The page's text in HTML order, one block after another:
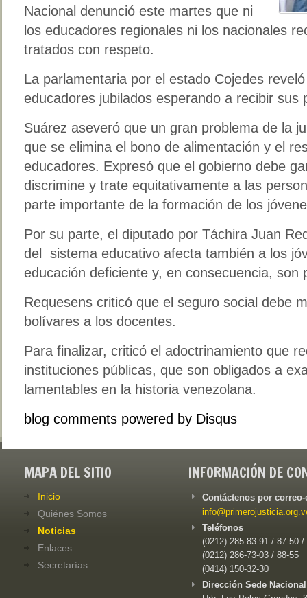
Nacional denunció este martes que ni
los educadores regionales ni los nacionales
tratados con respeto.
La parlamentaria por el estado Cojedes
educadores jubilados esperando a recibir sus
Suárez aseveró que un gran problema de la
que se elimina el bono de alimentación y el
educadores. Expresó que el gobierno debe
discrimine y trate equitativamente a las
parte importante de la formación de los
Por su parte, el diputado por Táchira Juan
del sistema educativo afecta también a los
educación deficiente y, en consecuencia, son
Requesens criticó que el seguro social debe
bolívares a los docentes.
Para finalizar, criticó el adoctrinamiento que
instituciones públicas, que son obligados a
lamentables en la historia venezolana.
blog comments powered by Disqus
MAPA DEL SITIO
Inicio
Quiénes Somos
Noticias
Enlaces
Secretarías
INFORMACIÓN DE
Contáctenos por
Teléfonos
(0212) 285-83-91 / 87-50 /
(0212) 286-73-03 / 88-55
(0414) 150-32-30
Dirección Sede